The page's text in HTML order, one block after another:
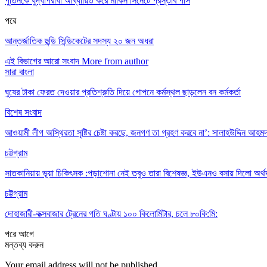
পরে
আন্তর্জাতিক হুন্ডি সিন্ডিকেটের সদস্য ২০ জন অধরা
এই বিভাগের আরো সংবাদ More from author
সারা বাংলা
ঘুষের টাকা ফেরত দেওয়ার প্রতিশ্রুতি দিয়ে গোপনে কর্মস্থল ছাড়লেন বন কর্মকর্তা
বিশেষ সংবাদ
আওয়ামী লীগ অস্থিরতা সৃষ্টির চেষ্টা করছে, জনগণ তা গ্রহণ করবে না’: সালাহউদ্দিন
চট্টগ্রাম
সাতকানিয়ায় ভূয়া চিকিৎসক :পড়াশোনা নেই তবুও তারা বিশেষজ্ঞ, ইউএনও বসায় দিলো
চট্টগ্রাম
দোহাজারী-কক্সবাজার ট্রেনের গতি ঘণ্টায় ১০০ কিলোমিটার, চলে ৮০কি:মি:
পরেআগে
মন্তব্য করুন
Your email address will not be published.